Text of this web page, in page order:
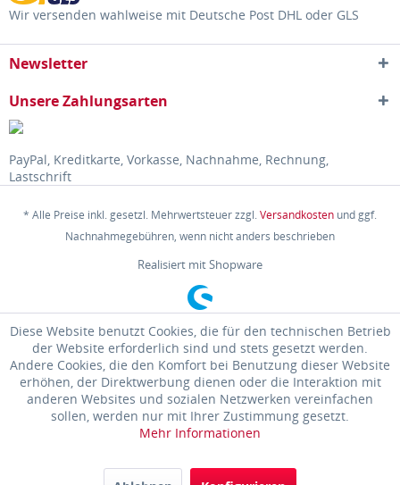
Wir versenden wahlweise mit Deutsche Post DHL oder GLS
Newsletter
Unsere Zahlungsarten
PayPal, Kreditkarte, Vorkasse, Nachnahme, Rechnung,
Lastschrift
* Alle Preise inkl. gesetzl. Mehrwertsteuer zzgl.Versandkosten und ggf.
Nachnahmegebühren, wenn nicht anders beschrieben
Realisiert mit Shopware
Diese Website benutzt Cookies, die für den technischen Betrieb
der Website erforderlich sind und stets gesetzt werden.
Andere Cookies, die den Komfort bei Benutzung dieser Website
erhöhen, der Direktwerbung dienen oder die Interaktion mit
anderen Websites und sozialen Netzwerken vereinfachen
sollen, werden nur mit Ihrer Zustimmung gesetzt.
Mehr Informationen